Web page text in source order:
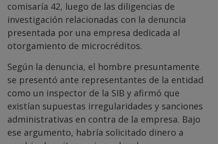
comisaría 42, luego de las diligencias de
investigación relacionadas con la denuncia
presentada por una empresa dedicada al
otorgamiento de microcréditos.
Según la denuncia, el hombre presuntamente
se presentó ante representantes de la entidad
como un inspector de la SIB y afirmó que
existían supuestas irregularidades y sanciones
administrativas en contra de la empresa. Bajo
ese argumento, habría solicitado dinero a